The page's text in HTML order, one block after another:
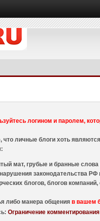
логином и паролем,
личные блоги хоть
мат, грубые и бранные слова
законодательства
блогов, блогов
либо манера общенияв вашем
Ограничение